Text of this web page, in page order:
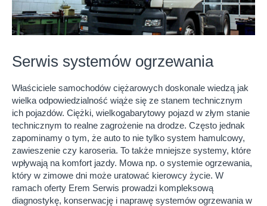
Serwis systemów ogrzewania
Właściciele samochodów ciężarowych doskonale wiedzą jak
wielka odpowiedzialność wiąże się ze stanem technicznym
ich pojazdów. Ciężki, wielkogabarytowy pojazd w złym stanie
technicznym to realne zagrożenie na drodze. Często jednak
zapominamy o tym, że auto to nie tylko system hamulcowy,
zawieszenie czy karoseria. To także mniejsze systemy, które
wpływają na komfort jazdy. Mowa np. o systemie ogrzewania,
który w zimowe dni może uratować kierowcy życie. W
ramach oferty Erem Serwis prowadzi kompleksową
diagnostykę, konserwację i naprawę systemów ogrzewania w